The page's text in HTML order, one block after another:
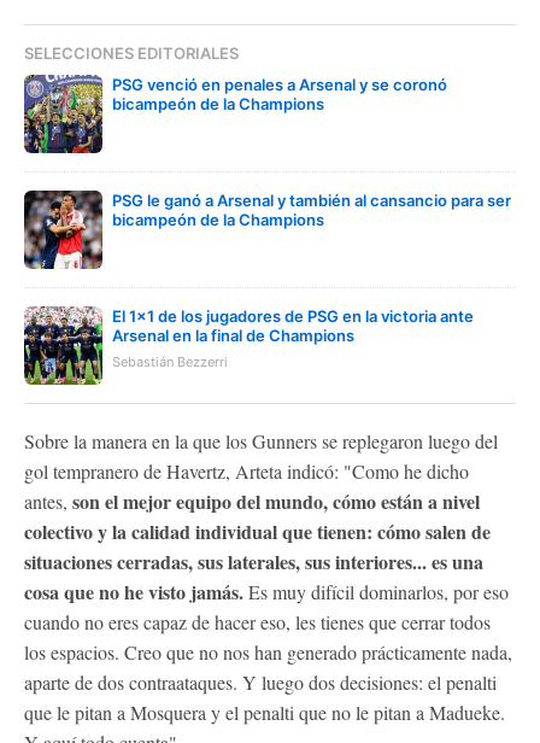
SELECCIONES EDITORIALES
PSG venció en penales a Arsenal y se coronó
bicampeón de la Champions
PSG le ganó a Arsenal y también al cansancio para ser
bicampeón de la Champions
El 1x1 de los jugadores de PSG en la victoria ante
Arsenal en la final de Champions
Sebastián Bezzerri
Sobre la manera en la que los Gunners se replegaron luego del
gol tempranero de Havertz, Arteta indicó: "Como he dicho
antes, son el mejor equipo del mundo, cómo están a nivel
colectivo y la calidad individual que tienen: cómo salen de
situaciones cerradas, sus laterales, sus interiores... es una
cosa que no he visto jamás.Es muy difícil dominarlos, por eso
cuando no eres capaz de hacer eso, les tienes que cerrar todos
los espacios. Creo que no nos han generado prácticamente nada,
aparte de dos contraataques. Y luego dos decisiones: el penalti
que le pitan a Mosquera y el penalti que no le pitan a Madueke.